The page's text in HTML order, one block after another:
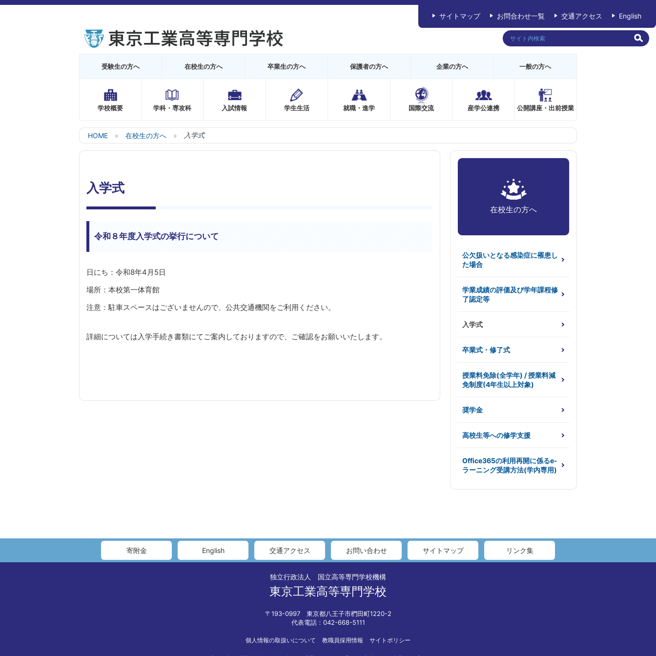
受験生の方へ 在校生の方へ 卒業生の方へ 保護者の方へ 企業の方へ 一般の方へ
学校概要 学科・専攻科 入試情報 学生生活 就職・進学 国際交流 産学公連携 公開講座・出前授業
サイトマップ お問合わせ一覧 交通アクセス English
HOME 在校生の方へ 入学式
入学式
令和８年度入学式の挙行について
日にち：令和8年4月5日
場所：本校第一体育館
注意：駐車スペースはございませんので、公共交通機関をご利用ください。
詳細については入学手続き書類にてご案内しておりますので、ご確認をお願いいたします。
在校生の方へ
公欠扱いとなる感染症に罹患し
た場合
学業成績の評価及び学年課程修
了認定等
入学式
卒業式・修了式
授業料免除(全学年) / 授業料減
免制度(4年生以上対象)
奨学金
高校生等への修学支援
Office365の利用再開に係るe-
ラーニング受講方法(学内専用)
寄附金 English 交通アクセス お問い合わせ サイトマップ リンク集
独立行政法人 国立高等専門学校機構
東京工業高等専門学校
〒193-0997 東京都八王子市椚田町1220-2
代表電話：042-668-5111
個人情報の取扱いについて 教職員採用情報 サイトポリシー